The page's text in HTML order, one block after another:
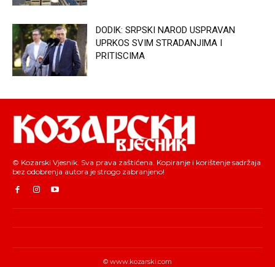
DODIK: SRPSKI NAROD USPRAVAN
UPRKOS SVIM STRADANJIMA I
PRITISCIMA
© Kozarski Vjesnik. Sva prava zaštićena. Kopiranje i korištenje sadržaja
bez odobrenja autora je strogo zabranjeno!
© www.kozarski.com